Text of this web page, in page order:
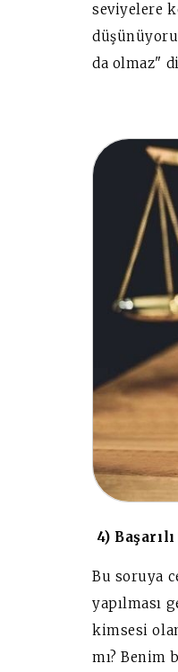
seviyelere
da olmaz"
4)
Bu soruya
yapılması
kimsesi
mı? Benim